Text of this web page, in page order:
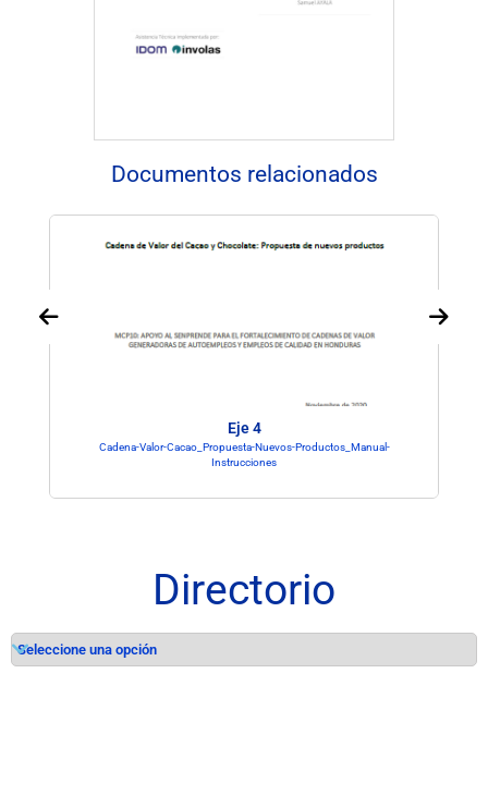
Documentos relacionados
Eje 4
Cadena-Valor-Cacao_Propuesta-Nuevos-Productos_Manual-
Instrucciones
Directorio